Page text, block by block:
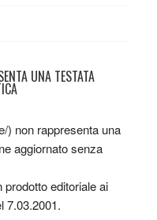
UNA TESTATA
) non rappresenta una
aggiornato senza
editoriale ai
7.03.2001.